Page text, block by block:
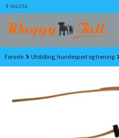
Gå
til
innholdet
VALUTA
Forside Utstilling, hundesport og trening